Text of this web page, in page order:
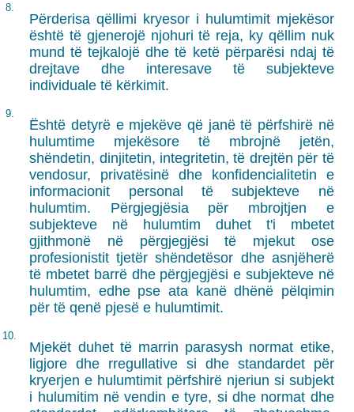
8.
Përderisa qëllimi kryesor i hulumtimit mjekësor
është të gjenerojë njohuri të reja, ky qëllim nuk
mund të tejkalojë dhe të ketë përparësi ndaj të
drejtave dhe interesave të subjekteve
individuale të kërkimit.
9.
Është detyrë e mjekëve që janë të përfshirë në
hulumtime mjekësore të mbrojnë jetën,
shëndetin, dinjitetin, integritetin, të drejtën për të
vendosur, privatësinë dhe konfidencialitetin e
informacionit personal të subjekteve në
hulumtim. Përgjegjësia për mbrojtjen e
subjekteve në hulumtim duhet t'i mbetet
gjithmonë në përgjegjësi të mjekut ose
profesionistit tjetër shëndetësor dhe asnjëherë
të mbetet barrë dhe përgjegjësi e subjekteve në
hulumtim, edhe pse ata kanë dhënë pëlqimin
për të qenë pjesë e hulumtimit.
10.
Mjekët duhet të marrin parasysh normat etike,
ligjore dhe rregullative si dhe standardet për
kryerjen e hulumtimit përfshirë njeriun si subjekt
i hulumitim në vendin e tyre, si dhe normat dhe